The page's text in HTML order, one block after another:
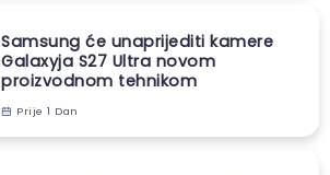
Samsung će unaprijediti kamere
Galaxyja S27 Ultra novom
proizvodnom tehnikom
Prije 1 Dan